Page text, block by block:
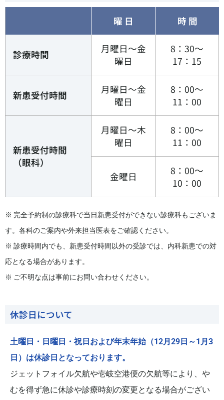
曜 日 時 間
診療時間
月曜日〜金
曜日
8：30～
17：15
新患受付時間
月曜日〜金
曜日
8：00〜
11：00
新患受付時間
（眼科）
月曜日〜木
曜日
8：00〜
11：00
金曜日
8：00～
10：00
※ 完全予約制の診療科で当日新患受付ができない診療科もございま
す。各科のご案内や外来担当医表をご確認ください。
※ 診療時間内でも、新患受付時間以外の受診では、内科新患での対
応となる場合があります。
※ ご不明な点は事前にお問い合わせください。
休診日について
土曜日・日曜日・祝日および年末年始（12月29日～1月3
日）は休診日となっております。
ジェットフォイル欠航や壱岐空港便の欠航等により、や
むを得ず急に休診や診療時刻の変更となる場合がござい